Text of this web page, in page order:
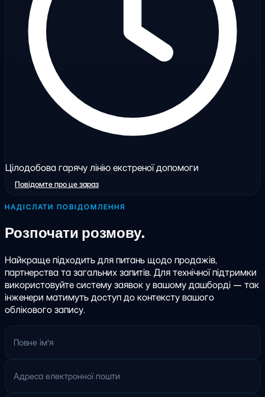
Цілодобова гарячу лінію екстреної допомоги
Повідомте про це зараз
НАДІСЛАТИ ПОВІДОМЛЕННЯ
Розпочати розмову.
Найкраще підходить для питань щодо продажів,
партнерства та загальних запитів. Для технічної підтримки
використовуйте систему заявок у вашому дашборді — так
інженери матимуть доступ до контексту вашого
облікового запису.
Повне ім'я
Адреса електронної пошти